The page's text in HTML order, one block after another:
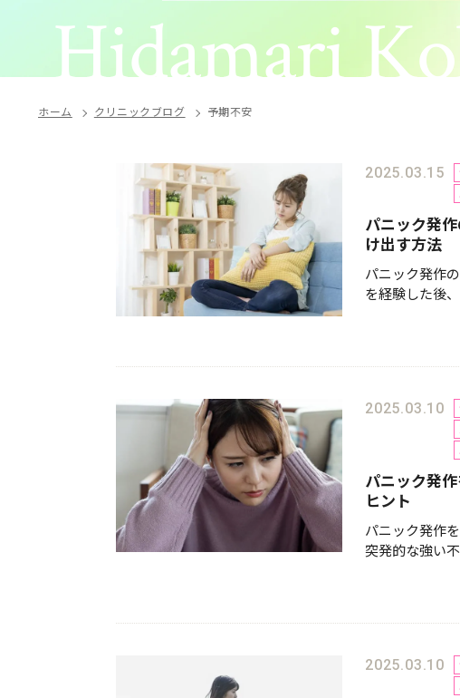
Hidamari
ホーム クリニックブログ 予期不安
2025.03.15
パニック発
け出す方法
パニック発作
を経験した後
う」と不安を
らに新しい発
2025.03.10
パニック発
ヒント
パニック発作
突発的な強い
などの身体症
ものですが、
2025.03.10